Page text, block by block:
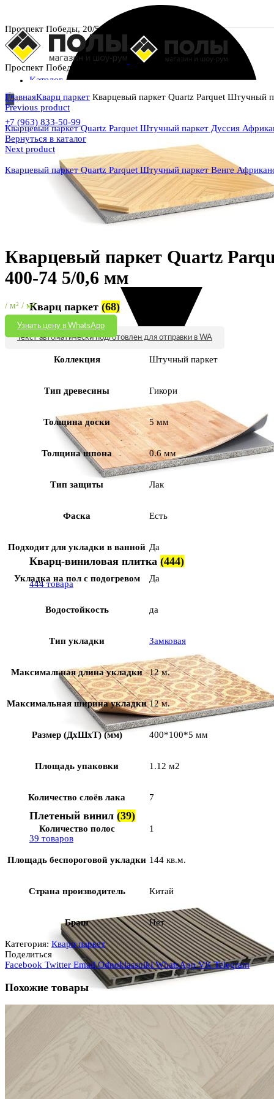
Проспект Победы, 20/5
Проспект Победы, 20/5
Каталог
Кварц паркет (68)
68 товаров
Кварц-виниловая плитка (444)
444 товара
Плетеный винил (39)
39 товаров
Террасная доска
64 товара
+7 (963) 833-50-99
ГлавнаяКварц паркет Кварцевый паркет Quartz Parquet Штучный
Previous product
Кварцевый паркет Quartz Parquet Штучный паркет Дуссия
Вернуться в каталог
Next product
Кварцевый паркет Quartz Parquet Штучный паркет Венге
Кварцевый паркет Quartz
400-74 5/0,6 мм
/ м² / м²
Узнать цену в WhatsApp
Текст автоматически подготовлен для отправки в WA
Коллекция Штучный паркет
Тип древесины Гикори
Толщина доски 5 мм
Толщина шпона 0.6 мм
Тип защиты Лак
Фаска Есть
Подходит для укладки в ванной Да
Укладка на пол c подогревом Да
Водостойкость да
Тип укладки Замковая
Максимальная длина укладки 12 м.
Максимальная ширина укладки 12 м.
Размер (ДхШхТ) (мм) 400*100*5 мм
Площадь упаковки 1.12 м2
Количество слоёв лака 7
Количество полос 1
Площадь беспороговой укладки 144 кв.м.
Страна производитель Китай
Браш Нет
Категория: Кварц паркет
Поделиться
Facebook Twitter Email Odnoklassniki WhatsApp VK Telegram
Похожие товары